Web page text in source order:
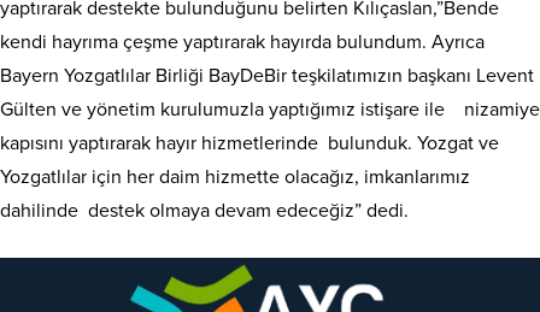
yaptırarak destekte bulunduğunu belirten Kılıçaslan,”Bende
kendi hayrıma çeşme yaptırarak hayırda bulundum. Ayrıca
Bayern Yozgatlılar Birliği BayDeBir teşkilatımızın başkanı Levent
Gülten ve yönetim kurulumuzla yaptığımız istişare ile nizamiye
kapısını yaptırarak hayır hizmetlerinde bulunduk. Yozgat ve
Yozgatlılar için her daim hizmette olacağız, imkanlarımız
dahilinde destek olmaya devam edeceğiz” dedi.